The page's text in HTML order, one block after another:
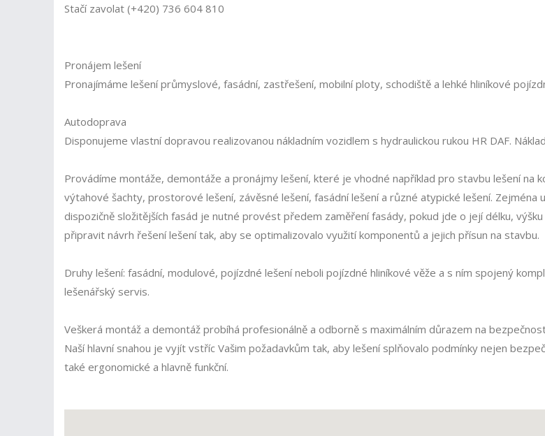
Stačí zavolat (+420) 736 604 810
Pronájem lešení
Pronajímáme lešení průmyslové, fasádní, zastřešení, mobilní ploty, schodiště a lehké hliníkové
Autodoprava
Disponujeme vlastní dopravou realizovanou nákladním vozidlem s hydraulickou rukou HR DAF.
Provádíme montáže, demontáže a pronájmy lešení, které je vhodné například pro stavbu lešení na
výtahové šachty, prostorové lešení, závěsné lešení, fasádní lešení a různé atypické lešení. Zejména u
dispozičně složitějších fasád je nutné provést předem zaměření fasády, pokud jde o její délku,
připravit návrh řešení lešení tak, aby se optimalizovalo využití komponentů a jejich přísun na stavbu.
Druhy lešení: fasádní, modulové, pojízdné lešení neboli pojízdné hliníkové věže a s ním spojený
lešenářský servis.
Veškerá montáž a demontáž probíhá profesionálně a odborně s maximálním důrazem na
Naší hlavní snahou je vyjít vstříc Vašim požadavkům tak, aby lešení splňovalo podmínky nejen
také ergonomické a hlavně funkční.